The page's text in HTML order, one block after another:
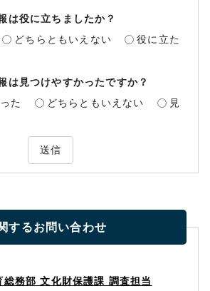
は役に立ちましたか？
どちらともいえない
役に立た
は見つけやすかったですか？
た
どちらともいえない
見
送信
するお問い合わせ
務部 文化財保護課 調査担当